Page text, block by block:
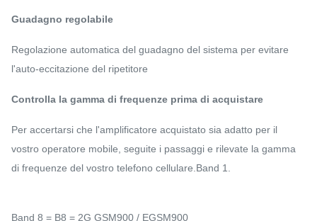
Guadagno regolabile
Regolazione automatica del guadagno del sistema per evitare
l'auto-eccitazione del ripetitore
Controlla la gamma di frequenze prima di acquistare
Per accertarsi che l'amplificatore acquistato sia adatto per il
vostro operatore mobile, seguite i passaggi e rilevate la gamma
di frequenze del vostro telefono cellulare.Band 1.
Band 8 = B8 = 2G GSM900 / EGSM900